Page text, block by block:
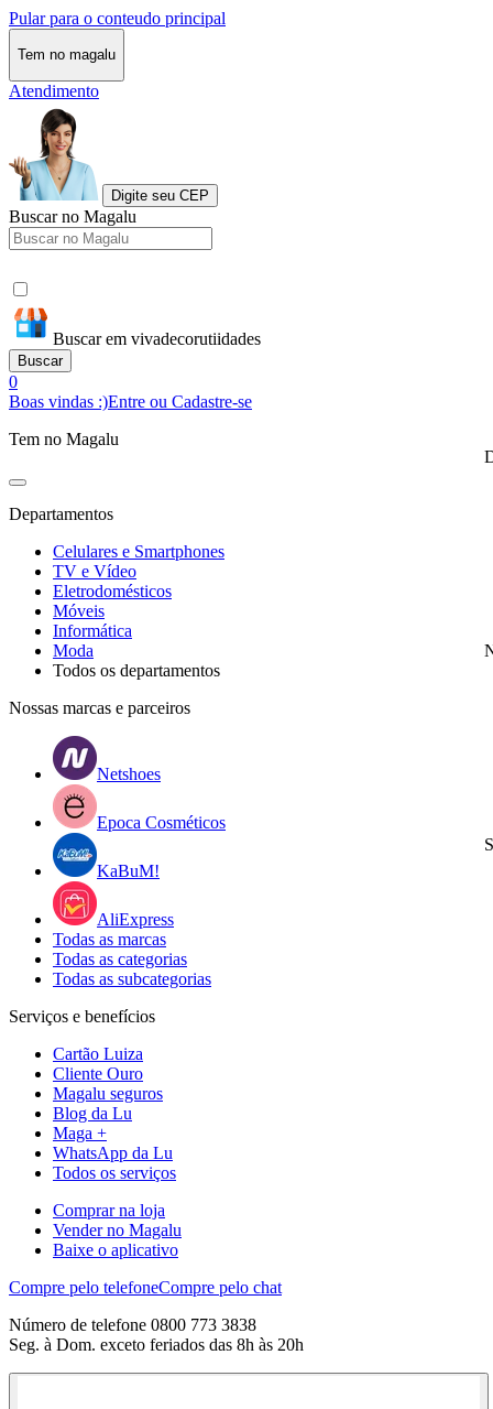
Pular para o conteudo principal
Tem no magalu
Atendimento
Digite seu CEP
Buscar no Magalu
Buscar em vivadecorutiidades
Buscar
0
Boas vindas :)Entre ou Cadastre-se
Tem no Magalu
Departamentos
Celulares e Smartphones
TV e Vídeo
Eletrodomésticos
Móveis
Informática
Moda
Todos os departamentos
Nossas marcas e parceiros
Netshoes
Epoca Cosméticos
KaBuM!
AliExpress
Todas as marcas
Todas as categorias
Todas as subcategorias
Serviços e benefícios
Cartão Luiza
Cliente Ouro
Magalu seguros
Blog da Lu
Maga +
WhatsApp da Lu
Todos os serviços
Comprar na loja
Vender no Magalu
Baixe o aplicativo
Compre pelo telefoneCompre pelo chat
Número de telefone 0800 773 3838
Seg. à Dom. exceto feriados das 8h às 20h